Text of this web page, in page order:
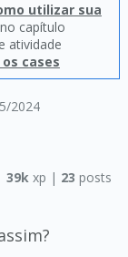
2024
utilizar sua
capítulo
e atividade
cases
39k xp | 23 posts